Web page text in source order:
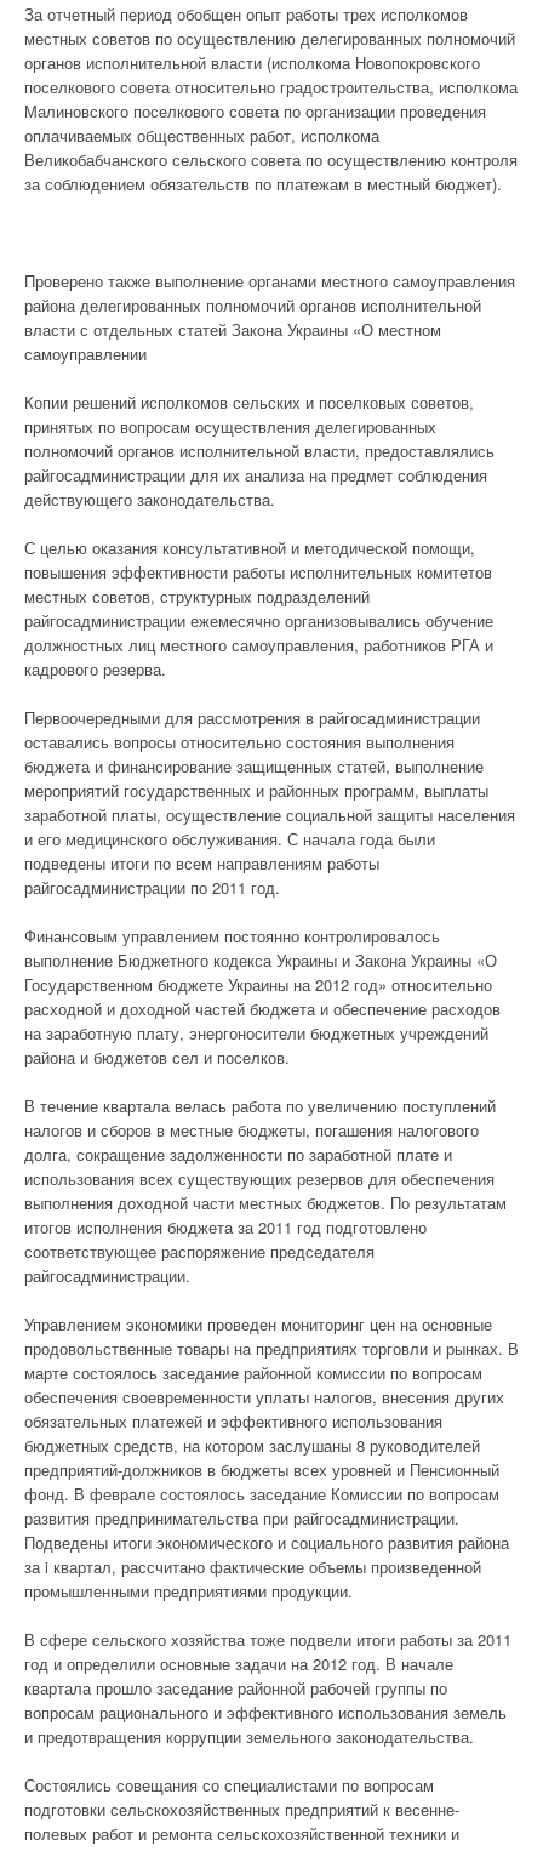
За отчетный период обобщен опыт работы трех исполкомов
местных советов по осуществлению делегированных полномочий
органов исполнительной власти (исполкома Новопокровского
поселкового совета относительно градостроительства, исполкома
Малиновского поселкового совета по организации проведения
оплачиваемых общественных работ, исполкома
Великобабчанского сельского совета по осуществлению контроля
за соблюдением обязательств по платежам в местный бюджет).
Проверено также выполнение органами местного самоуправления
района делегированных полномочий органов исполнительной
власти с отдельных статей Закона Украины «О местном
самоуправлении
Копии решений исполкомов сельских и поселковых советов,
принятых по вопросам осуществления делегированных
полномочий органов исполнительной власти, предоставлялись
райгосадминистрации для их анализа на предмет соблюдения
действующего законодательства.
С целью оказания консультативной и методической помощи,
повышения эффективности работы исполнительных комитетов
местных советов, структурных подразделений
райгосадминистрации ежемесячно организовывались обучение
должностных лиц местного самоуправления, работников РГА и
кадрового резерва.
Первоочередными для рассмотрения в райгосадминистрации
оставались вопросы относительно состояния выполнения
бюджета и финансирование защищенных статей, выполнение
мероприятий государственных и районных программ, выплаты
заработной платы, осуществление социальной защиты населения
и его медицинского обслуживания. С начала года были
подведены итоги по всем направлениям работы
райгосадминистрации по 2011 год.
Финансовым управлением постоянно контролировалось
выполнение Бюджетного кодекса Украины и Закона Украины «О
Государственном бюджете Украины на 2012 год» относительно
расходной и доходной частей бюджета и обеспечение расходов
на заработную плату, энергоносители бюджетных учреждений
района и бюджетов сел и поселков.
В течение квартала велась работа по увеличению поступлений
налогов и сборов в местные бюджеты, погашения налогового
долга, сокращение задолженности по заработной плате и
использования всех существующих резервов для обеспечения
выполнения доходной части местных бюджетов. По результатам
итогов исполнения бюджета за 2011 год подготовлено
соответствующее распоряжение председателя
райгосадминистрации.
Управлением экономики проведен мониторинг цен на основные
продовольственные товары на предприятиях торговли и рынках. В
марте состоялось заседание районной комиссии по вопросам
обеспечения своевременности уплаты налогов, внесения других
обязательных платежей и эффективного использования
бюджетных средств, на котором заслушаны 8 руководителей
предприятий-должников в бюджеты всех уровней и Пенсионный
фонд. В феврале состоялось заседание Комиссии по вопросам
развития предпринимательства при райгосадминистрации.
Подведены итоги экономического и социального развития района
за i квартал, рассчитано фактические объемы произведенной
промышленными предприятиями продукции.
В сфере сельского хозяйства тоже подвели итоги работы за 2011
год и определили основные задачи на 2012 год. В начале
квартала прошло заседание районной рабочей группы по
вопросам рационального и эффективного использования земель
и предотвращения коррупции земельного законодательства.
Состоялись совещания со специалистами по вопросам
подготовки сельскохозяйственных предприятий к весенне-
полевых работ и ремонта сельскохозяйственной техники и